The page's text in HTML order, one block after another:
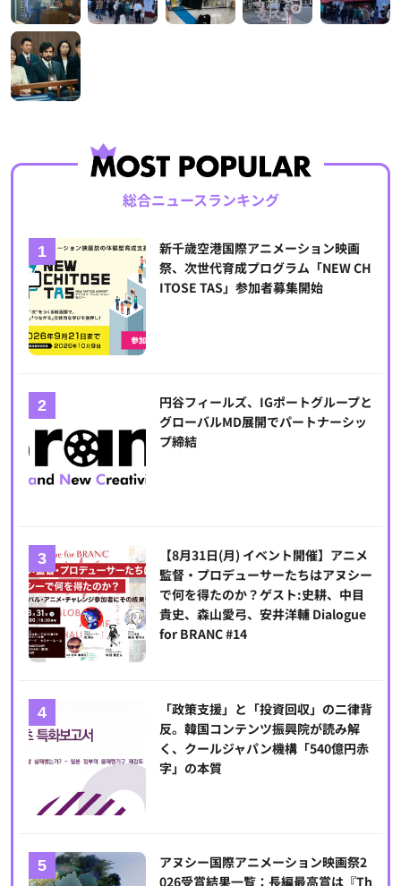
総合ニュースランキング
新千歳空港国際アニメーション映画
祭、次世代育成プログラム「NEW CH
ITOSE TAS」参加者募集開始
円谷フィールズ、IGポートグループと
グローバルMD展開でパートナーシッ
プ締結
【8月31日(月) イベント開催】アニメ
監督・プロデューサーたちはアヌシー
で何を得たのか？ゲスト:史耕、中目
貴史、森山愛弓、安井洋輔 Dialogue
for BRANC #14
「政策支援」と「投資回収」の二律背
反。韓国コンテンツ振興院が読み解
く、クールジャパン機構「540億円赤
字」の本質
アヌシー国際アニメーション映画祭2
026受賞結果一覧：長編最高賞は『Th